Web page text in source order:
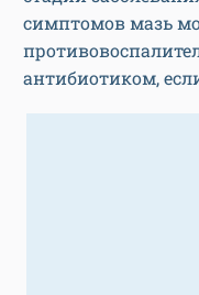
симптомов мазь
антибиотиком,